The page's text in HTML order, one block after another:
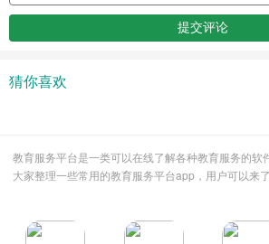
猜你喜欢
教育服务平台是一类可以在线了解各种教育服务的软
大家整理一些常用的教育服务平台app，用户可以来了